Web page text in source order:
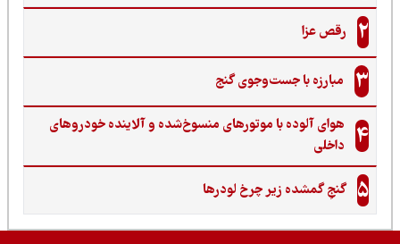
رقص عزا
مبارزه با جست‌وجوی گنج‌
هوای آلوده با موتورهای منسوخ‌شده و آلاینده خودروهای
داخلی
گنجِ گمشده زیر چرخ لودرها